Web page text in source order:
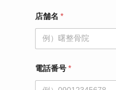
*
電
話
店舗名 *
電話番号 *